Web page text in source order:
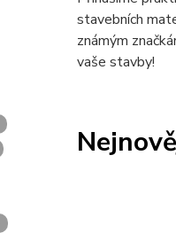
stavebních
známým
vaše stavby!